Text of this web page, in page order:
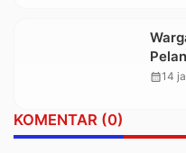
calendar_month14
KOMENTAR (0)